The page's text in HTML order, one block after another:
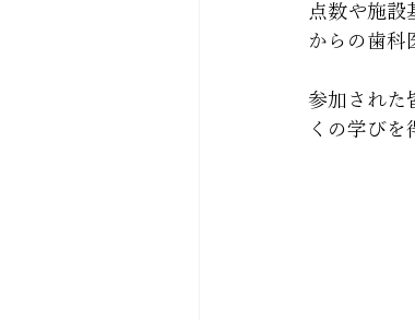
点数や施設
からの歯科
参加された
くの学びを